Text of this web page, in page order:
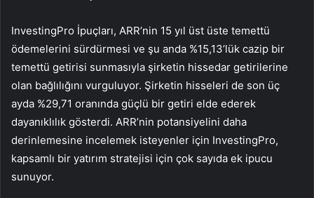
InvestingPro İpuçları, ARR’nin 15 yıl üst üste temettü
ödemelerini sürdürmesi ve şu anda %15,13’lük cazip bir
temettü getirisi sunmasıyla şirketin hissedar getirilerine
olan bağlılığını vurguluyor. Şirketin hisseleri de son üç
ayda %29,71 oranında güçlü bir getiri elde ederek
dayanıklılık gösterdi. ARR’nin potansiyelini daha
derinlemesine incelemek isteyenler için InvestingPro,
kapsamlı bir yatırım stratejisi için çok sayıda ek ipucu
sunuyor.